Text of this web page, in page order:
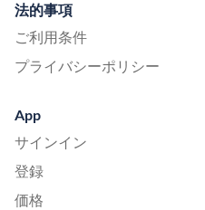
法的事項
ご利用条件
プライバシーポリシー
App
サインイン
登録
価格